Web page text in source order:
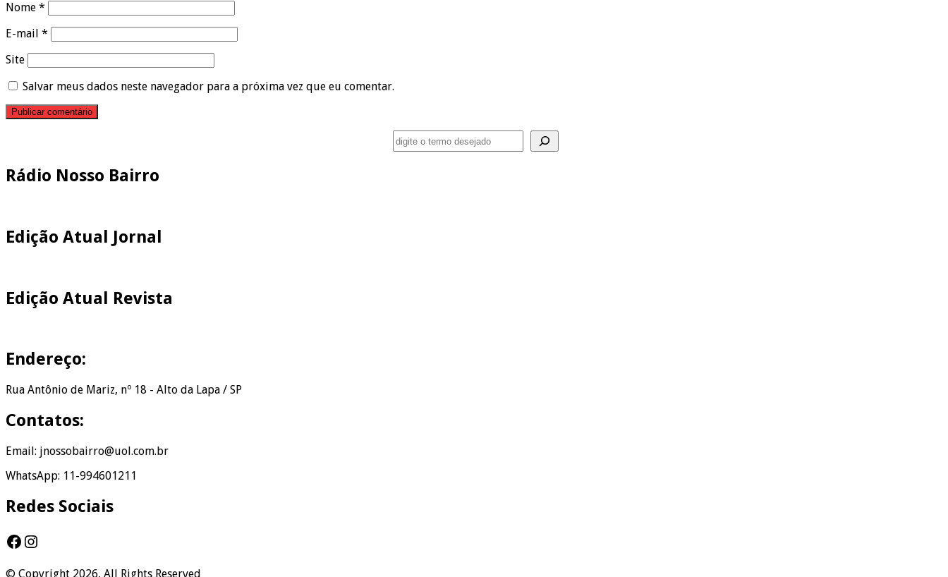
Nome *
E-mail *
Site
Salvar meus dados neste navegador para a próxima vez que eu comentar.
Rádio Nosso Bairro
Edição Atual Jornal
Edição Atual Revista
Endereço:
Rua Antônio de Mariz, nº 18 - Alto da Lapa / SP
Contatos:
Email: jnossobairro@uol.com.br
WhatsApp: 11-994601211
Redes Sociais
Facebook
Instagram
© Copyright 2026, All Rights Reserved